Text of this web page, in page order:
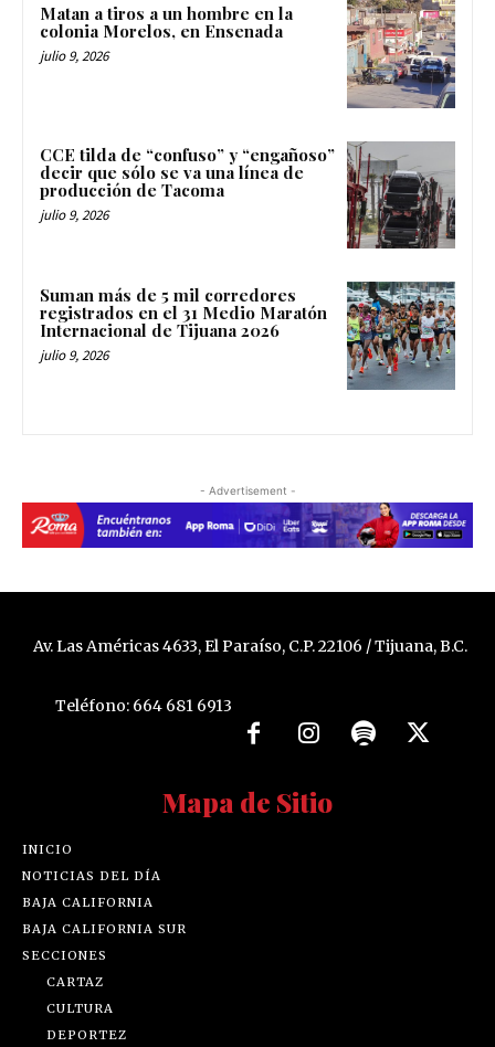
Matan a tiros a un hombre en la
colonia Morelos, en Ensenada
julio 9, 2026
CCE tilda de “confuso” y “engañoso”
decir que sólo se va una línea de
producción de Tacoma
julio 9, 2026
Suman más de 5 mil corredores
registrados en el 31 Medio Maratón
Internacional de Tijuana 2026
julio 9, 2026
- Advertisement -
Av. Las Américas 4633, El Paraíso, C.P. 22106 / Tijuana, B.C.
Teléfono: 664 681 6913
Mapa de Sitio
INICIO
NOTICIAS DEL DÍA
BAJA CALIFORNIA
BAJA CALIFORNIA SUR
SECCIONES
CARTAZ
CULTURA
DEPORTEZ